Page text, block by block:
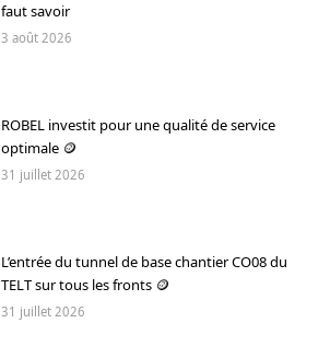
faut savoir
3 août 2026
ROBEL investit pour une qualité de service
optimale 🪙
31 juillet 2026
L’entrée du tunnel de base chantier CO08 du
TELT sur tous les fronts 🪙
31 juillet 2026